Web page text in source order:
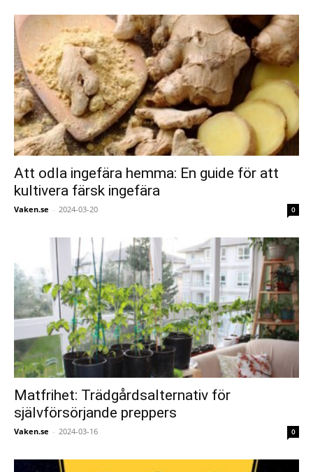
Att odla ingefära hemma: En guide för att
kultivera färsk ingefära
Vaken.se - 2024-03-20 0
Matfrihet: Trädgårdsalternativ för
självförsörjande preppers
Vaken.se - 2024-03-16 0